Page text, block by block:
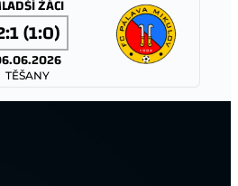
ŽÁCI
(1:0)
TĚŠANY
– TJ JISKRA STRÁŽNICE